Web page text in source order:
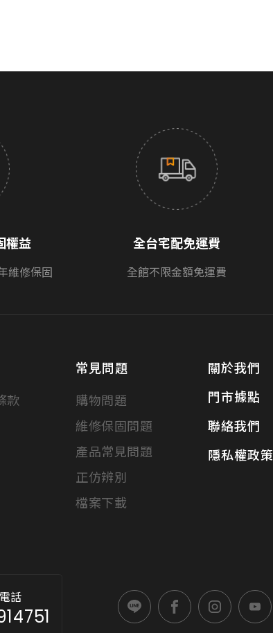
權益
維修保固
全台宅配免運費
全館不限金額免運費
款
常見問題
購物問題
維修保固問題
產品常見問題
正仿辨別
檔案下載
關於我們
門市據點
聯絡我們
隱私權政策
話